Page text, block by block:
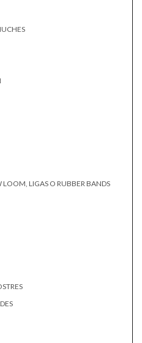
LIGAS O RUBBER BANDS